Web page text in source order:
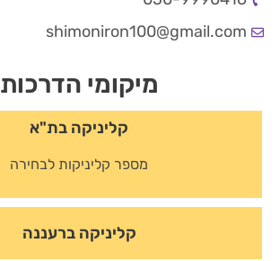
shimoniron100@gmail.com
מיקומי הדרכות
קליניקה בת"א
מספר קליניקות לבחירה
קליניקה ברעננה